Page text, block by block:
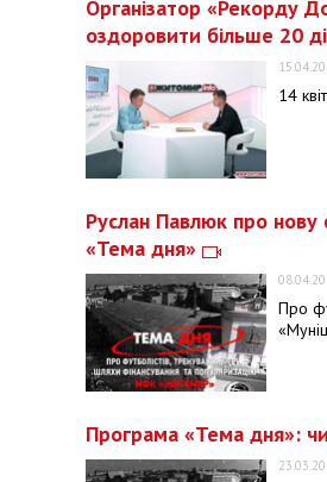
Організатор «Рекорду
оздоровити більше 20
14
Руслан Павлюк про
«Тема дня»
Про
Програма «Тема дня»: